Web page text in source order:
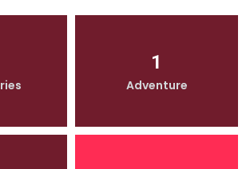
1
Adventure